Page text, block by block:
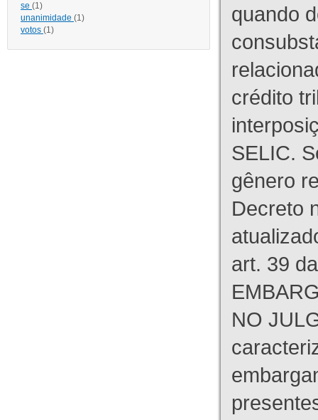
se (1)
unanimidade (1)
votos (1)
quando
crédito
SELIC.
gênero
Decreto
art. 39
NO